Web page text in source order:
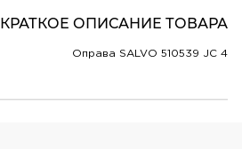
КРАТКОЕ ОПИСАНИЕ ТОВАРА
Оправа SALVO 510539 JC 4